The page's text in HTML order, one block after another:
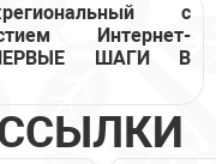
с
Интернет-
ШАГИ В